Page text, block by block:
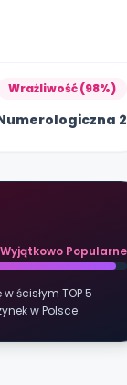
Wrażliwość (98%)
2
Wyjątkowo Popularne
ścisłym TOP 5
w Polsce.